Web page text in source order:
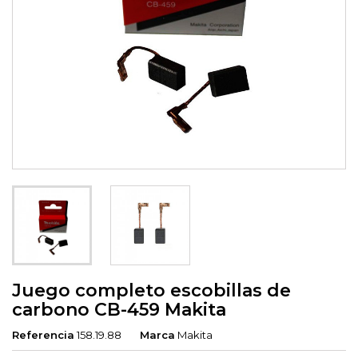
Juego completo escobillas de
carbono CB-459 Makita
Referencia 158.19.88 Marca Makita